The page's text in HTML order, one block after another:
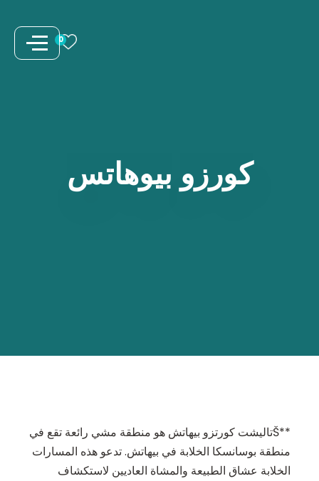
0
كورزو بيوهاتس
**Šتاليشت كورتزو بيهاتش هو منطقة مشي رائعة تقع في
منطقة بوسانسكا الخلابة في بيهاتش. تدعو هذه المسارات
الخلابة عشاق الطبيعة والمشاة العاديين لاستكشاف